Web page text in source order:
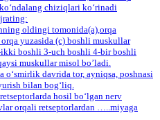
chiziqlari ko‘rinadi
oldingi tomonida(a),orqa
yuzasida (c) boshli muskullar
ikki boshli 3-uch boshli 4-bir boshli
muskullar misol bo’ladi.
o‘smirlik davrida tor, ayniqsa, poshnasi
bilan bog‘liq.
hosil bo‘lgan nerv
orqali retseptorlardan …..miyaga